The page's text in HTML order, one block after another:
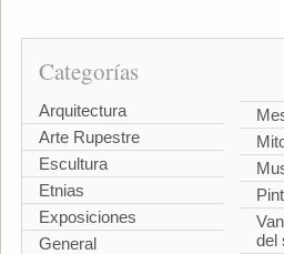
Categorías
Arquitectura
Arte Rupestre
Escultura
Etnias
Exposiciones
General
del